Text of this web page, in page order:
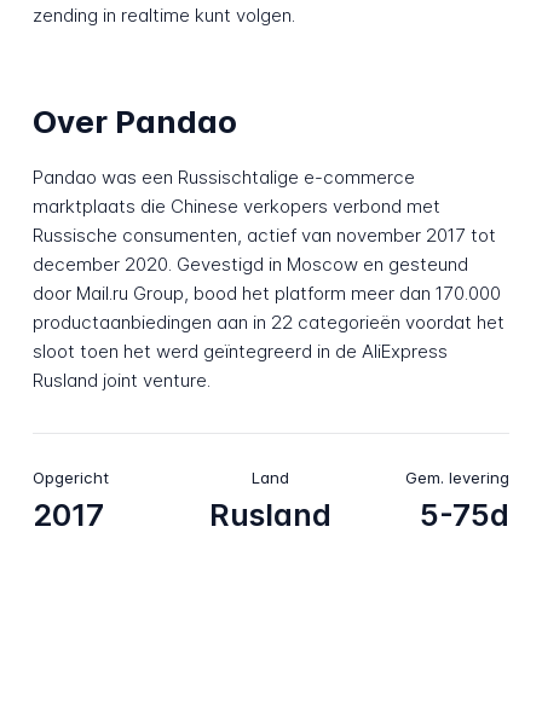
zending in realtime kunt volgen.
Over Pandao
Pandao was een Russischtalige e-commerce
marktplaats die Chinese verkopers verbond met
Russische consumenten, actief van november 2017 tot
december 2020. Gevestigd in Moscow en gesteund
door Mail.ru Group, bood het platform meer dan 170.000
productaanbiedingen aan in 22 categorieën voordat het
sloot toen het werd geïntegreerd in de AliExpress
Rusland joint venture.
Opgericht
2017
Land
Rusland
Gem. levering
5-75d